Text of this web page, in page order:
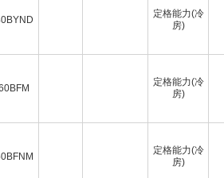
定格能力(冷
房)
定格能力(冷
房)
定格能力(冷
房)